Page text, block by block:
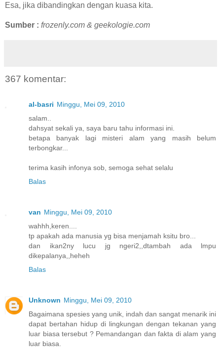
Esa, jika dibandingkan dengan kuasa kita.
Sumber : frozenly.com & geekologie.com
367 komentar:
al-basri Minggu, Mei 09, 2010
salam..
dahsyat sekali ya, saya baru tahu informasi ini.
betapa banyak lagi misteri alam yang masih belum
terbongkar...
terima kasih infonya sob, semoga sehat selalu
Balas
van Minggu, Mei 09, 2010
wahhh,keren....
tp apakah ada manusia yg bisa menjamah ksitu bro...
dan ikan2ny lucu jg ngeri2,,dtambah ada lmpu
dikepalanya,,heheh
Balas
Unknown Minggu, Mei 09, 2010
Bagaimana spesies yang unik, indah dan sangat menarik ini
dapat bertahan hidup di lingkungan dengan tekanan yang
luar biasa tersebut ? Pemandangan dan fakta di alam yang
luar biasa.